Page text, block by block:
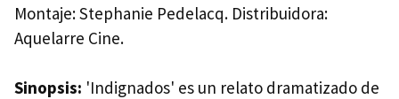
Montaje: Stephanie Pedelacq. Distribuidora:
Aquelarre Cine.
Sinopsis: 'Indignados' es un relato dramatizado de